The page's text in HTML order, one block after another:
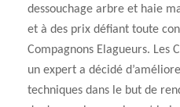
dessouchage arbre et haie
et à des prix défiant toute
Compagnons Elagueurs. Les
un expert a décidé
techniques dans le but de